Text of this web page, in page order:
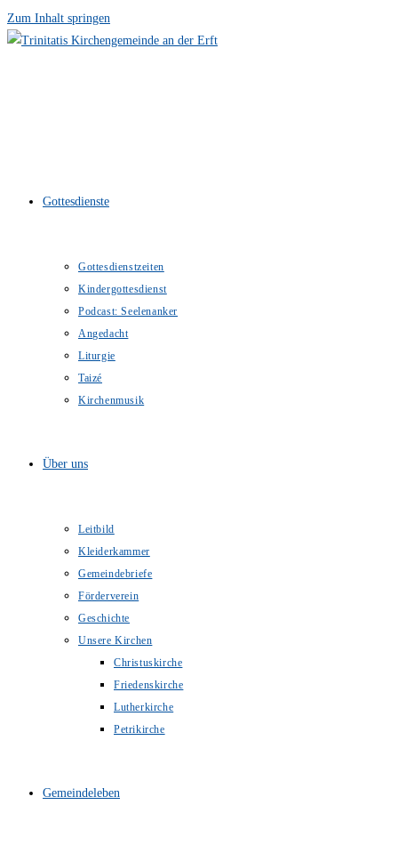
Zum Inhalt springen
Gottesdienste
Gottesdienstzeiten
Kindergottesdienst
Podcast: Seelenanker
Angedacht
Liturgie
Taizé
Kirchenmusik
Über uns
Leitbild
Kleiderkammer
Gemeindebriefe
Förderverein
Geschichte
Unsere Kirchen
Christuskirche
Friedenskirche
Lutherkirche
Petrikirche
Gemeindeleben